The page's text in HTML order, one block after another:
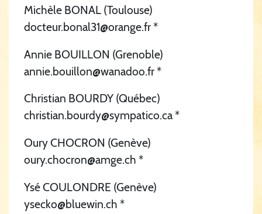
Michèle BONAL (Toulouse)
docteur.bonal31@orange.fr *
Annie BOUILLON (Grenoble)
annie.bouillon@wanadoo.fr *
Christian BOURDY (Québec)
christian.bourdy@sympatico.ca *
Oury CHOCRON (Genève)
oury.chocron@amge.ch *
Ysé COULONDRE (Genève)
ysecko@bluewin.ch *